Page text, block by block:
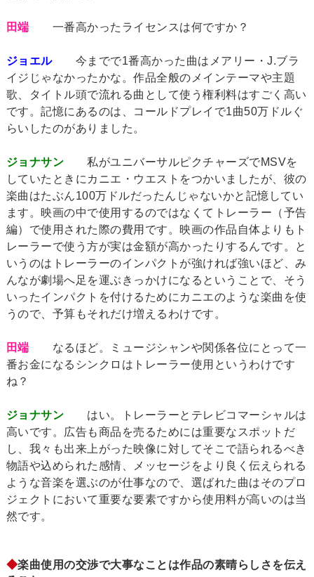
田端 一番高かったライセンスは何ですか？
ジョエル今までで1番高かった曲はメアリー・J.ブラ
イジじゃなかったかな。作品全般のメインテーマや主題
歌、タイトル頭で流れる曲として使う権利料はすごく高い
です。記憶にあるのは、コールドプレイで1曲50万ドルぐ
らいしたのがありました。
ジョナサン 私がユニバーサルピクチャーズでMSVを
していたときにカニエ・ウエストをつかいましたが、彼の
楽曲はたぶん100万ドルだったんじゃないかと記憶してい
ます。映画の中で使用するのではなくてトレーラー（予告
編）で使用された際の費用です。映画の作品自体よりもト
レーラーで使う方が実は金額が高かったりするんです。と
いうのはトレーラーのインパクトが強ければ強いほど、み
んなが劇場へ足を運ぶきっかけになるということで、そう
いったインパクトを付けるためにカニエのような楽曲を使
うので、予算もそれだけ増えるわけです。
田端 なるほど。ミュージシャンや関係各位にとって一
番お金になるシンクロはトレーラー使用というわけです
ね？
ジョナサン はい。トレーラーとテレビコマーシャルは
高いです。広告も商品を売るためには重要なスポットだ
し、我々も出来上がった映像に対してそこで語られるべき
物語や込められた感情、メッセージをより良く伝えられる
ような音楽を選ぶのが仕事なので、選ばれた曲はそのプロ
ジェクトにおいて重要な要素ですから使用料が高いのは当
然です。
◆楽曲使用の交渉で大事なことは作品の素晴らしさを伝え